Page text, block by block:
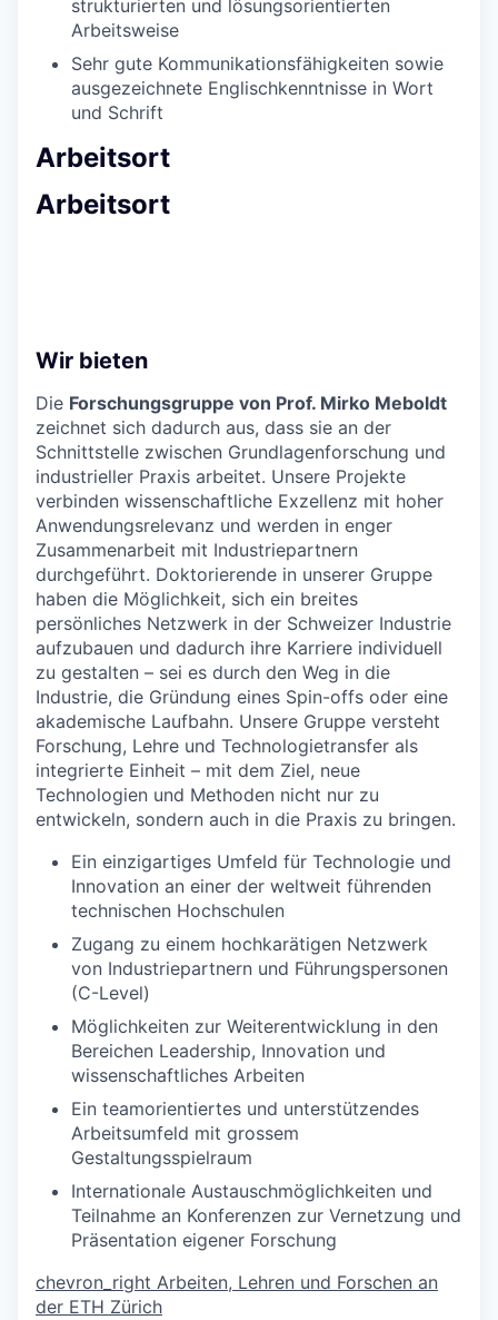
strukturierten und lösungsorientierten
Arbeitsweise
Sehr gute Kommunikationsfähigkeiten sowie
ausgezeichnete Englischkenntnisse in Wort
und Schrift
Arbeitsort
Arbeitsort
Wir bieten
Die Forschungsgruppe von Prof. Mirko Meboldt
zeichnet sich dadurch aus, dass sie an der
Schnittstelle zwischen Grundlagenforschung und
industrieller Praxis arbeitet. Unsere Projekte
verbinden wissenschaftliche Exzellenz mit hoher
Anwendungsrelevanz und werden in enger
Zusammenarbeit mit Industriepartnern
durchgeführt. Doktorierende in unserer Gruppe
haben die Möglichkeit, sich ein breites
persönliches Netzwerk in der Schweizer Industrie
aufzubauen und dadurch ihre Karriere individuell
zu gestalten – sei es durch den Weg in die
Industrie, die Gründung eines Spin-offs oder eine
akademische Laufbahn. Unsere Gruppe versteht
Forschung, Lehre und Technologietransfer als
integrierte Einheit – mit dem Ziel, neue
Technologien und Methoden nicht nur zu
entwickeln, sondern auch in die Praxis zu bringen.
Ein einzigartiges Umfeld für Technologie und
Innovation an einer der weltweit führenden
technischen Hochschulen
Zugang zu einem hochkarätigen Netzwerk
von Industriepartnern und Führungspersonen
(C-Level)
Möglichkeiten zur Weiterentwicklung in den
Bereichen Leadership, Innovation und
wissenschaftliches Arbeiten
Ein teamorientiertes und unterstützendes
Arbeitsumfeld mit grossem
Gestaltungsspielraum
Internationale Austauschmöglichkeiten und
Teilnahme an Konferenzen zur Vernetzung und
Präsentation eigener Forschung
chevron_right Arbeiten, Lehren und Forschen an
der ETH Zürich